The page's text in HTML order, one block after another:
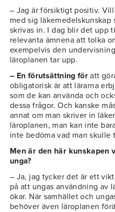
– Jag är försiktigt positiv.
med sig
skrivas in. I dag blir det upp
relevanta ämnena att tolka
exempelvis den
läroplanen tar upp.
– En förutsättning för att
obligatorisk är att lärarna
som de kan använda och
dessa frågor. Och kanske
annat om man skriver in
läroplanen, man kan inte
inte bedöma vad man skulle
Men är den här kunskapen
unga?
– Ja, jag tycker det är ett
på att ungas användning av
ökar. När samhället och
behöver även läroplanen